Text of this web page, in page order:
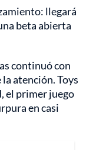
llegará
beta abierta
continuó con
atención. Toys
el primer juego
en casi